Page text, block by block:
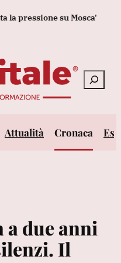
su Mosca'
Cerca
Attualità Cronaca
a due anni
Il